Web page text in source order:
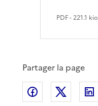
PDF- 221.1 kio
Partager la page
Partager sur